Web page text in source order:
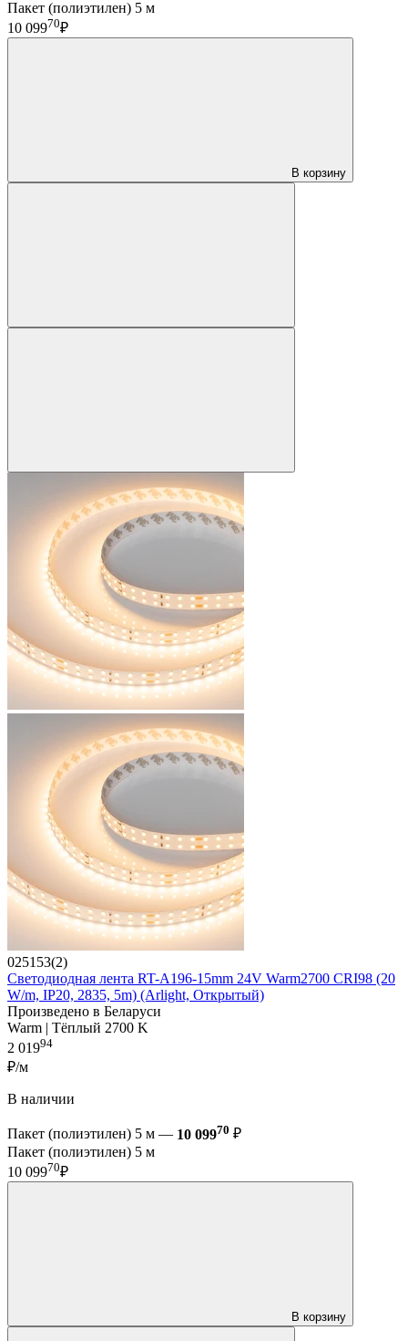
Пакет (полиэтилен) 5 м
10 09970₽
В корзину
025153(2)
Светодиодная лента RT-A196-15mm 24V Warm2700 CRI98 (20
W/m, IP20, 2835, 5m) (Arlight, Открытый)
Произведено в Беларуси
Warm | Тёплый 2700 K
2 01994
₽/м
В наличии
Пакет (полиэтилен) 5 м — 10 09970 ₽
Пакет (полиэтилен) 5 м
10 09970₽
В корзину